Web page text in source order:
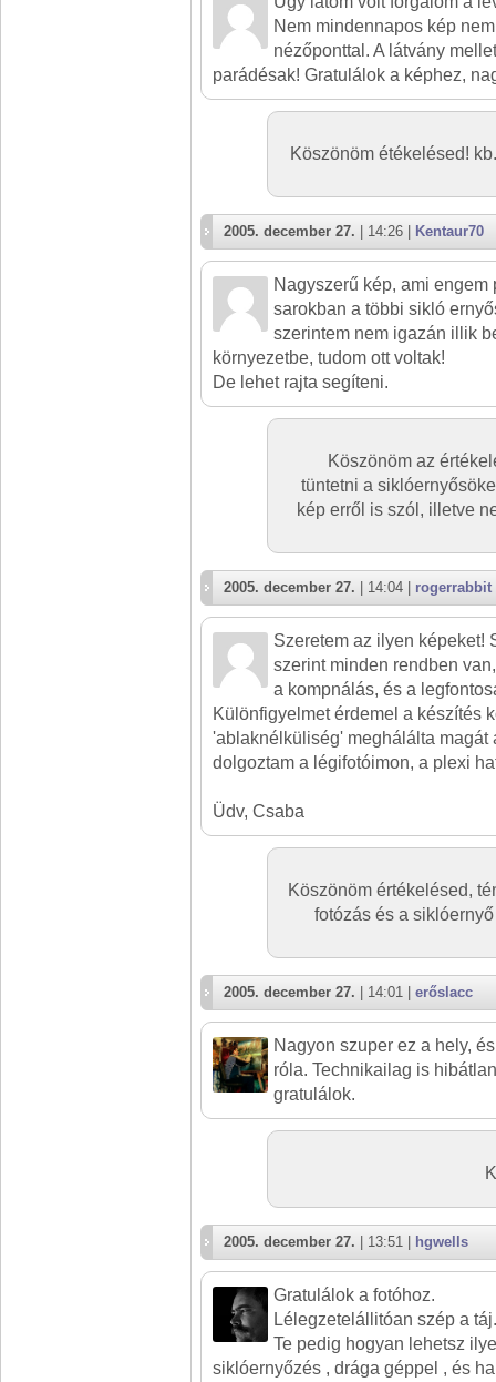
Nem mindennapos kép
nézőponttal. A látvány
parádésak! Gratulálok a képhez,
Köszönöm étékelésed!
2005. december 27. | 14:26 | Kentaur70
Nagyszerű kép, ami
sarokban a többi sikló
szerintem nem igazán illik
környezetbe, tudom ott voltak!
De lehet rajta segíteni.
Köszönöm az
tüntetni a
kép erről is szól, illetve
2005. december 27. | 14:04 | rogerrabbit
Szeretem az ilyen képeket!
szerint minden rendben
a kompnálás, és a
Különfigyelmet érdemel a készítés
'ablaknélküliség' meghálálta magát
dolgoztam a légifotóimon, a plexi
Üdv, Csaba
Köszönöm értékelésed,
fotózás és a
2005. december 27. | 14:01 | erőslacc
Nagyon szuper ez a hely,
róla. Technikailag is
gratulálok.
2005. december 27. | 13:51 | hgwells
Gratulálok a fotóhoz.
Lélegzetelállitóan szép a táj.
Te pedig hogyan lehetsz
siklóernyőzés , drága géppel , és